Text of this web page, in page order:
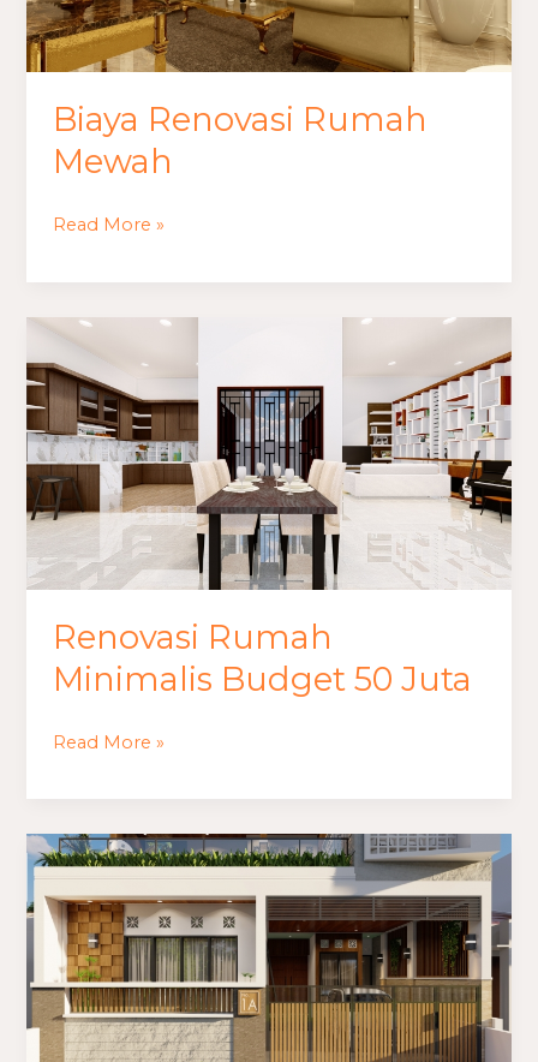
Biaya Renovasi Rumah
Mewah
Read More »
Renovasi Rumah
Minimalis Budget 50 Juta
Renovasi
Rumah
Minimalis
Budget
50
Juta
Read More »
Biaya
Renovasi
Pagar
Rumah